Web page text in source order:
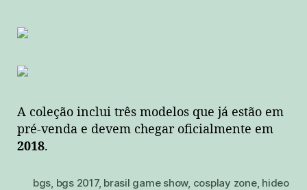
A coleção inclui três modelos que já estão em
pré-venda e devem chegar oficialmente em
2018.
bgs bgs 2017, brasil game show, cosplay zone, hideo